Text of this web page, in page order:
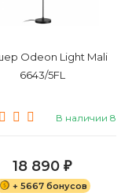
Odeon Light Mali
6643/5FL
В наличии 8
18 890 ₽
+ 5667 бонусов